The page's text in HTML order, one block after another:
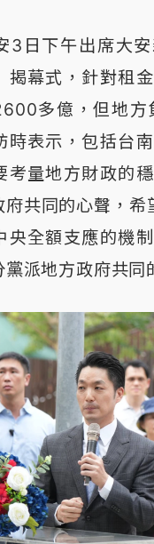
3日下午出席大
揭幕式，針對租
多億，但地方
時表示，包括台
考量地方財政的
府共同的心聲，
央全額支應的機
派地方政府共同